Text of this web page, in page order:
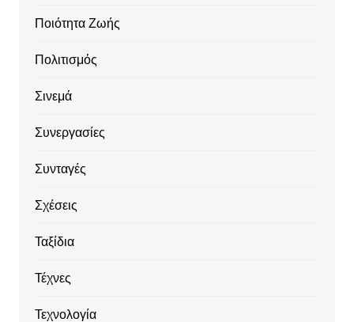
Ποιότητα Ζωής
Πολιτισμός
Σινεμά
Συνεργασίες
Συνταγές
Σχέσεις
Ταξίδια
Τέχνες
Τεχνολογία